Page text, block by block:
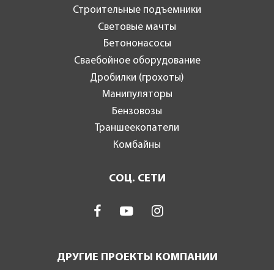
Строительные подъемники
Световые мачты
Бетононасосы
Сваебойное оборудование
Дробилки (грохоты)
Манипуляторы
Бензовозы
Траншеекопатели
Комбайны
СОЦ. СЕТИ
ДРУГИЕ ПРОЕКТЫ КОМПАНИИ